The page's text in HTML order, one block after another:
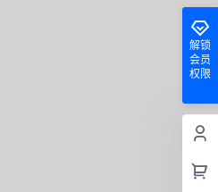
解锁
会员
权限